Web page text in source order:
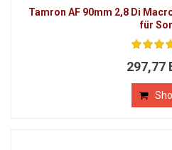
Tamron AF 90mm 2,8 Di
für
297,77